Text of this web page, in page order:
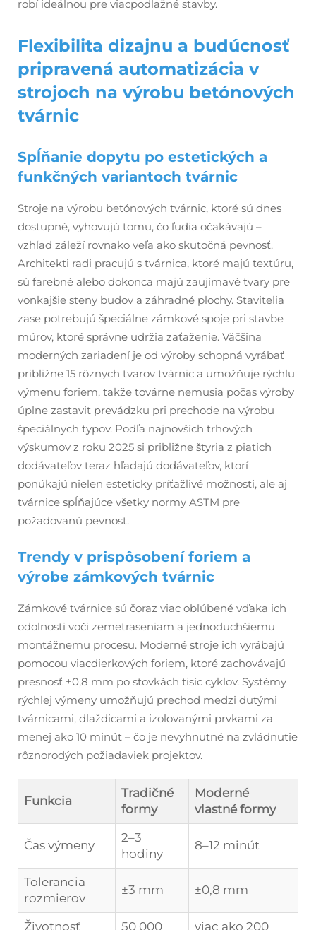
robí ideálnou pre viacpodlažné stavby.
Flexibilita dizajnu a budúcnosť
pripravená automatizácia v
strojoch na výrobu betónových
tvárnic
Spĺňanie dopytu po estetických a
funkčných variantoch tvárnic
Stroje na výrobu betónových tvárnic, ktoré sú dnes
dostupné, vyhovujú tomu, čo ľudia očakávajú –
vzhľad záleží rovnako veľa ako skutočná pevnosť.
Architekti radi pracujú s tvárnica, ktoré majú textúru,
sú farebné alebo dokonca majú zaujímavé tvary pre
vonkajšie steny budov a záhradné plochy. Stavitelia
zase potrebujú špeciálne zámkové spoje pri stavbe
múrov, ktoré správne udržia zaťaženie. Väčšina
moderných zariadení je od výroby schopná vyrábať
približne 15 rôznych tvarov tvárnic a umožňuje rýchlu
výmenu foriem, takže továrne nemusia počas výroby
úplne zastaviť prevádzku pri prechode na výrobu
špeciálnych typov. Podľa najnovších trhových
výskumov z roku 2025 si približne štyria z piatich
dodávateľov teraz hľadajú dodávateľov, ktorí
ponúkajú nielen esteticky príťažlivé možnosti, ale aj
tvárnice spĺňajúce všetky normy ASTM pre
požadovanú pevnosť.
Trendy v prispôsobení foriem a
výrobe zámkových tvárnic
Zámkové tvárnice sú čoraz viac obľúbené vďaka ich
odolnosti voči zemetraseniam a jednoduchšiemu
montážnemu procesu. Moderné stroje ich vyrábajú
pomocou viacdierkových foriem, ktoré zachovávajú
presnosť ±0,8 mm po stovkách tisíc cyklov. Systémy
rýchlej výmeny umožňujú prechod medzi dutými
tvárnicami, dlaždicami a izolovanými prvkami za
menej ako 10 minút – čo je nevyhnutné na zvládnutie
rôznorodých požiadaviek projektov.
Funkcia
Tradičné
formy
Moderné
vlastné formy
Čas výmeny
2–3
hodiny
8–12 minút
Tolerancia
rozmierov
±3 mm ±0,8 mm
Životnosť
50 000
viac ako 200